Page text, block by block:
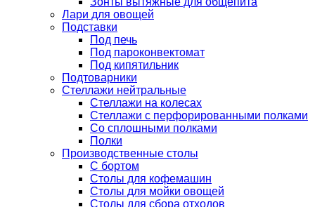
Лари для овощей
Подставки
Под печь
Под пароконвектомат
Под кипятильник
Подтоварники
Стеллажи нейтральные
Стеллажи на колесах
Стеллажи с перфорированными полками
Со сплошными полками
Полки
Производственные столы
С бортом
Столы для кофемашин
Столы для мойки овощей
Столы для сбора отходов